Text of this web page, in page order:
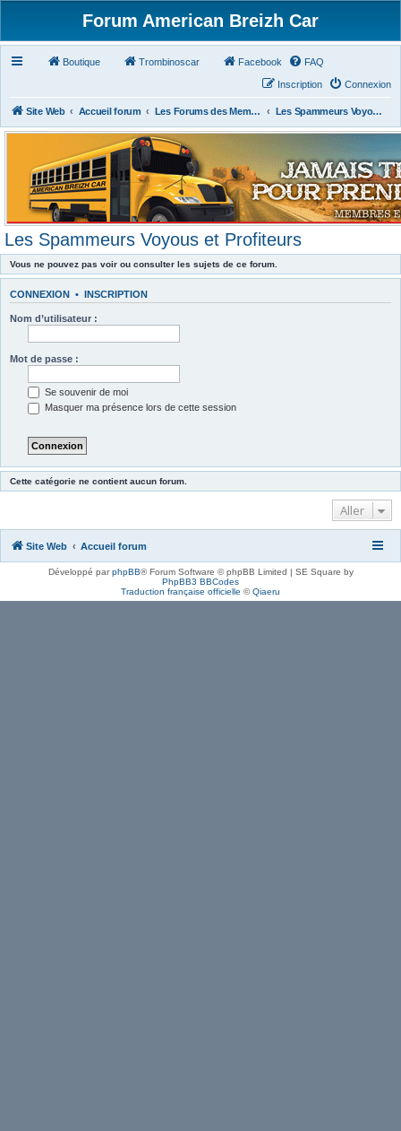
Forum American Breizh Car
Boutique Trombinoscar Facebook FAQ
Connexion
Inscription
Site Web Accueil forum Les Forums des Membres du Club Les Spammeurs Voyous et Profiteurs
Les Spammeurs Voyous et Profiteurs
Vous ne pouvez pas voir ou consulter les sujets de ce forum.
CONNEXION • INSCRIPTION
Nom d’utilisateur :
Mot de passe :
Se souvenir de moi
Masquer ma présence lors de cette session
Cette catégorie ne contient aucun forum.
Aller
Site Web Accueil forum
Développé parphpBB® Forum Software © phpBB Limited | SE Square by
PhpBB3 BBCodes
Traduction française officielle ©Qiaeru